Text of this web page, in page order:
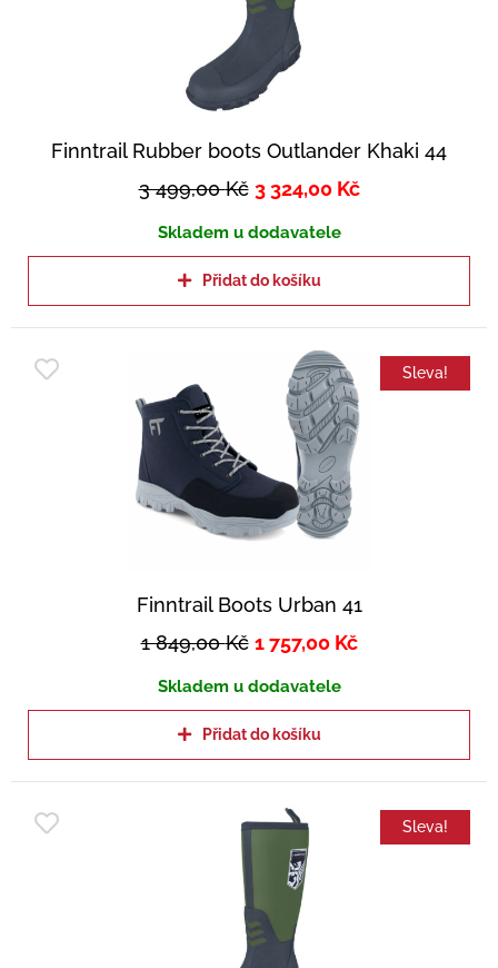
Finntrail Rubber boots Outlander Khaki 44
3 499,00Kč 3 324,00 Kč
Skladem u dodavatele
Přidat do košíku
Sleva!
Finntrail Boots Urban 41
1 849,00Kč 1 757,00 Kč
Skladem u dodavatele
Přidat do košíku
Sleva!